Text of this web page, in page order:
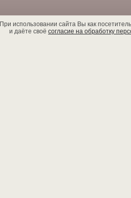
При использовании сайта Вы как
и даёте своё согласие на обработку